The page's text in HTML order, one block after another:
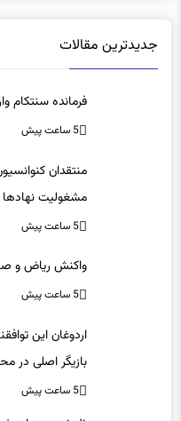
جدیدترین مقالات
فرمانده سنتکام
منتقدان
مشغولیت نهادها
واکنش ریاض و
اردوغان این
بازیگر اصلی در
می‌خواهیم وارد